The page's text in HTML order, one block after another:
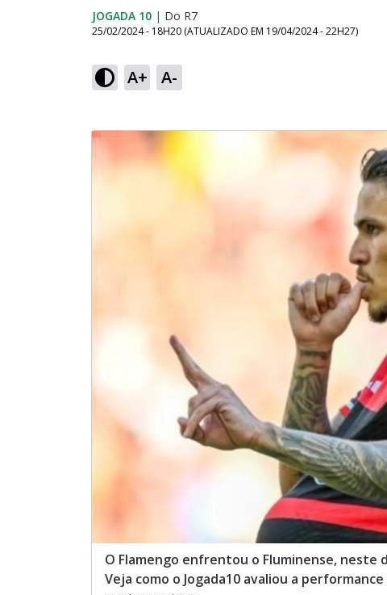
JOGADA 10 | Do R7
25/02/2024 - 18H20 (ATUALIZADO EM 19/04/2024 - 22H27)
A+ A-
O Flamengo enfrentou o Fluminense, neste
Veja como o Jogada10 avaliou a